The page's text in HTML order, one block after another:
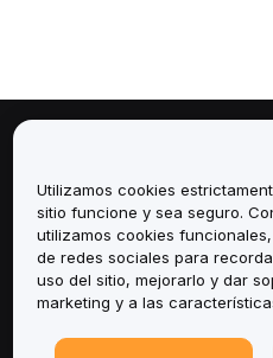
Servicios
Soporte
Utilizamos cookies
sitio funcione y sea seguro.
utilizamos cookies
de redes sociales para
uso del sitio, mejorarlo y dar
marketing y a las